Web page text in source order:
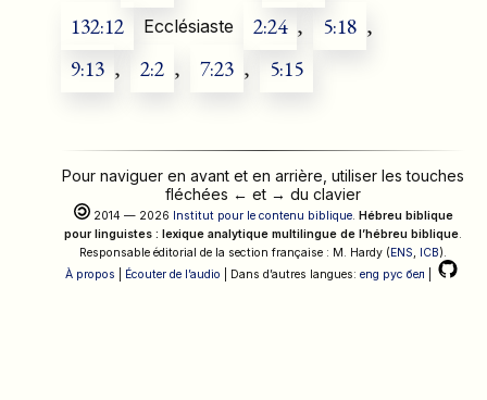
132:12 Ecclésiaste 2:24 , 5:18 ,
9:13 , 2:2 , 7:23 , 5:15
Pour naviguer en avant et en arrière, utiliser les touches
fléchées ← et → du clavier
2014 — 2026 Institut pour le contenu biblique. Hébreu biblique
pour linguistes : lexique analytique multilingue de l’hébreu biblique.
Responsable éditorial de la section française : M. Hardy ( ENS, ICB).
À propos
Écouter de l’audio | Dans d’autres langues:eng рус бел